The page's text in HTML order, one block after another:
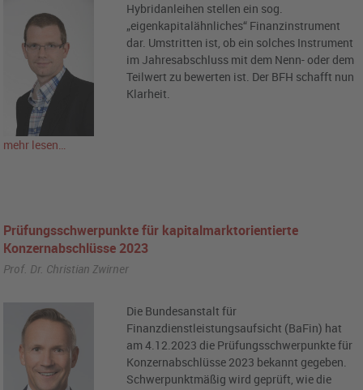
Hybridanleihen stellen ein sog.
„eigenkapitalähnliches“ Finanzinstrument
dar. Umstritten ist, ob ein solches Instrument
im Jahresabschluss mit dem Nenn- oder dem
Teilwert zu bewerten ist. Der BFH schafft nun
Klarheit.
mehr lesen…
Prüfungsschwerpunkte für kapitalmarktorientierte
Konzernabschlüsse 2023
Prof. Dr. Christian Zwirner
Die Bundesanstalt für
Finanzdienstleistungsaufsicht (BaFin) hat
am 4.12.2023 die Prüfungsschwerpunkte für
Konzernabschlüsse 2023 bekannt gegeben.
Schwerpunktmäßig wird geprüft, wie die